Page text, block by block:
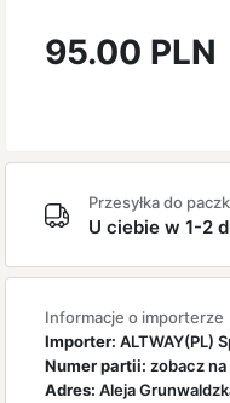
95.00 PLN
Przesyłka do
U ciebie w 1-2
Informacje o importerze
Importer: ALTWAY(PL)
Numer partii: zobacz
Adres: Aleja